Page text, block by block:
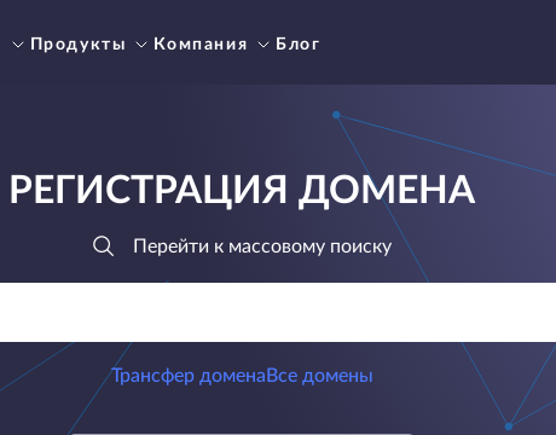
Продукты Компания Блог
РЕГИСТРАЦИЯ ДОМЕНА
Перейти к массовому поиску
Трансфер домена Все домены